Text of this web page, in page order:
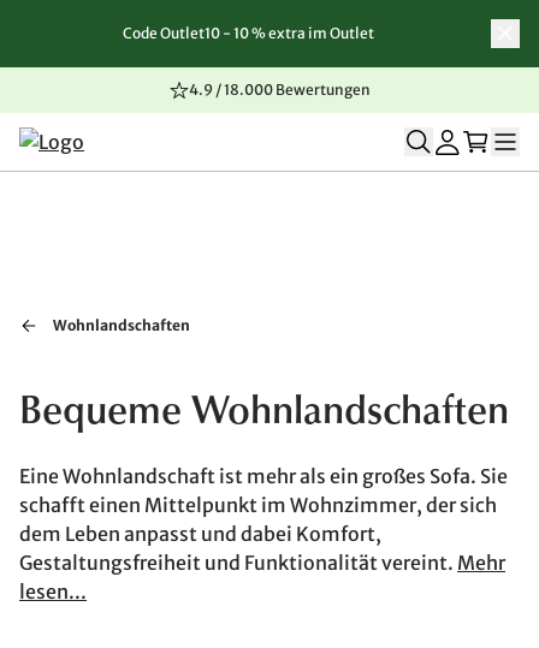
Zum Inhalt springen
Zur Navigation springen
Zum Seitenende springen
Code Outlet10 - 10 % extra im Outlet
4.9 / 18.000 Bewertungen
Wohnlandschaften
Bequeme Wohnlandschaften
Eine Wohnlandschaft ist mehr als ein großes Sofa. Sie
schafft einen Mittelpunkt im Wohnzimmer, der sich
dem Leben anpasst und dabei Komfort,
Gestaltungsfreiheit und Funktionalität vereint. Mehr
lesen...